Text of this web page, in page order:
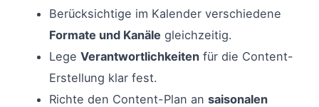
Berücksichtige im Kalender verschiedene
Formate und Kanäle gleichzeitig.
Lege Verantwortlichkeitenfür die Content-
Erstellung klar fest.
Richte den Content-Plan an saisonalen